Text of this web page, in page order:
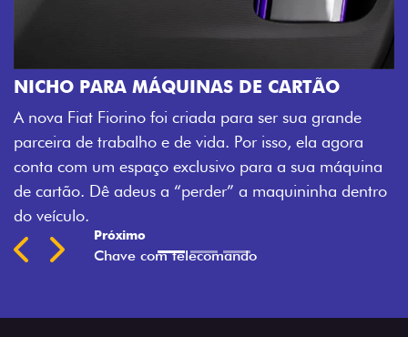
DE CARTÃO
para ser sua grande
vida. Por isso, ela agora
para a sua máquina
a maquininha dentro
CHAVE COM
Agora, a chave da sua
veículo também à
fechadura. São detalhes
mais fluidez para o seu
Previous
Next